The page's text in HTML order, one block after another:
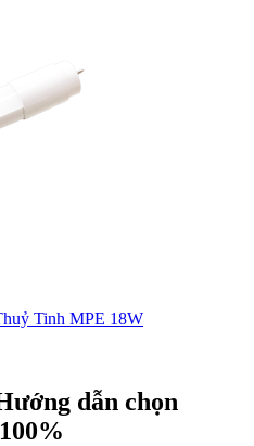
Tinh MPE 18W
dẫn chọn